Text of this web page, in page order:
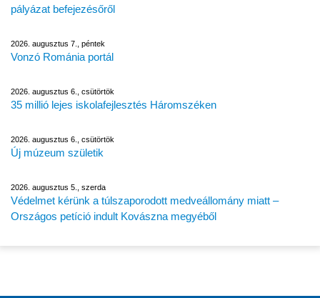
pályázat befejezésőről
2026. augusztus 7., péntek
Vonzó Románia portál
2026. augusztus 6., csütörtök
35 millió lejes iskolafejlesztés Háromszéken
2026. augusztus 6., csütörtök
Új múzeum születik
2026. augusztus 5., szerda
Védelmet kérünk a túlszaporodott medveállomány miatt –
Országos petíció indult Kovászna megyéből